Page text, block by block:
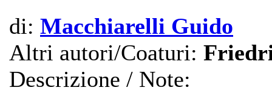
di: Macchiarelli Guido
Altri autori/Coaturi:
Descrizione / Note: